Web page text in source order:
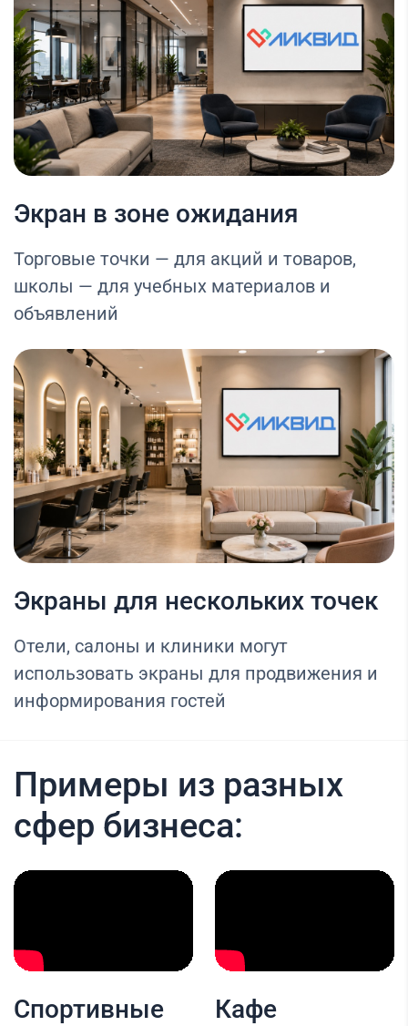
Экран в зоне ожидания
Торговые точки — для акций и товаров,
школы — для учебных материалов и
объявлений
Экраны для нескольких точек
Отели, салоны и клиники могут
использовать экраны для продвижения и
информирования гостей
Примеры из разных
сфер бизнеса:
Спортивные
Кафе